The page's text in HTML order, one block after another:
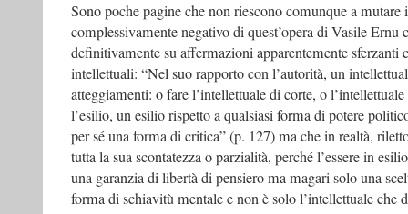
Sono poche pagine che non riescono comunque a
complessivamente negativo di quest’opera di Vasile Ernu
definitivamente su affermazioni apparentemente
intellettuali: “Nel suo rapporto con l’autorità, un
atteggiamenti: o fare l’intellettuale di corte, o
l’esilio, un esilio rispetto a qualsiasi forma di potere
per sé una forma di critica” (p. 127) ma che in realtà,
tutta la sua scontatezza o parzialità, perché l’essere in
una garanzia di libertà di pensiero ma magari solo una
forma di schiavitù mentale e non è solo l’intellettuale che